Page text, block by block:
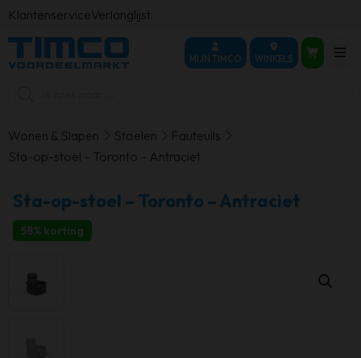
KlantenserviceVerlanglijst
MIJN TIMCO WINKELS
Wonen & Slapen Stoelen
Fauteuils
Sta-op-stoel – Toronto – Antraciet
Sta-op-stoel – Toronto – Antraciet
58% korting